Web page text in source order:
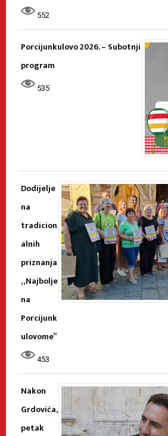
552
Porcijunkulovo 2026. – Subotnji
program
535
Dodijelje
na
tradicion
alnih
priznanja
„Najbolje
na
Porcijunk
ulovome”
453
Nakon
Grdovića,
petak